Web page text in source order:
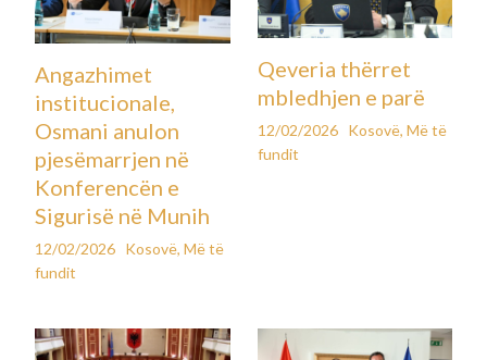
Angazhimet
institucionale,
Osmani anulon
pjesëmarrjen në
Konferencën e
Sigurisë në Munih
12/02/2026 Kosovë,Më të
fundit
Qeveria thërret
mbledhjen e parë
12/02/2026 Kosovë, Më të
fundit